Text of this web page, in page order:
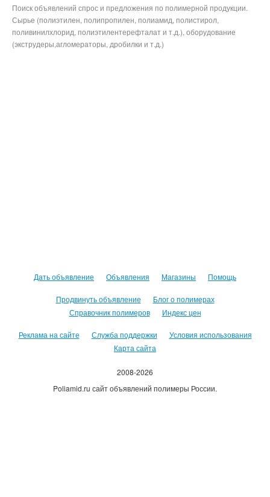
Поиск объявлений спрос и предложения по полимерной продукции.
Сырье (полиэтилен, полипропилен, полиамид, полистирол,
поливинилхлорид, полиэтилентерефталат и т.д.), оборудование
(экструдеры,агломераторы, дробилки и т.д.)
Дать объявление Объявления Магазины Помощь
Продвинуть объявление
Блог о полимерах
Справочник полимеров
Индекс цен
Реклама на сайте Служба поддержки
Условия использования
Карта сайта
2008-2026
Poliamid.ru сайт объявлений полимеры России.